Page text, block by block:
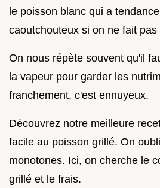
le poisson blanc qui a
caoutchouteux si on ne fait pas
On nous répète souvent qu'il
la vapeur pour garder les
franchement, c'est ennuyeux.
Découvrez notre meilleure
facile au poisson grillé. On
monotones. Ici, on cherche le
grillé et le frais.